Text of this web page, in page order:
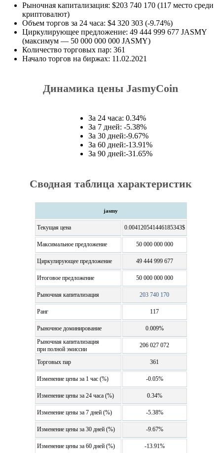
Рыночная капитализация: $203 740 170 (117 место среди
криптовалют)
Объем торгов за 24 часа: $4 320 303 (-9.74%)
Циркулирующее предложение: 49 444 999 677 JASMY
(максимум — 50 000 000 000 JASMY)
Количество торговых пар: 361
Начало торгов на биржах: 11.02.2021
Динамика цены JasmyCoin
За 24 часа: 0.34%
За 7 дней: -5.38%
За 30 дней:-9.67%
За 60 дней:-13.91%
За 90 дней:-31.65%
Сводная таблица характеристик
jasmy
Текущая цена 0.004120541446185343$
Максимальное предложение 50 000 000 000
Циркулирующее предложение 49 444 999 677
Итоговое предложение 50 000 000 000
Рыночная капитализация 203 740 170
Ранг 117
Рыночное доминирование
0.009%
Рыночная капитализация
при полной эмиссии
206 027 072
Торговых пар 361
Изменение цены за 1 час (%) -0.05%
Изменение цены за 24 часа (%) 0.34%
Изменение цены за 7 дней (%) -5.38%
Изменение цены за 30 дней (%) -9.67%
Изменение цены за 60 дней (%) -13.91%